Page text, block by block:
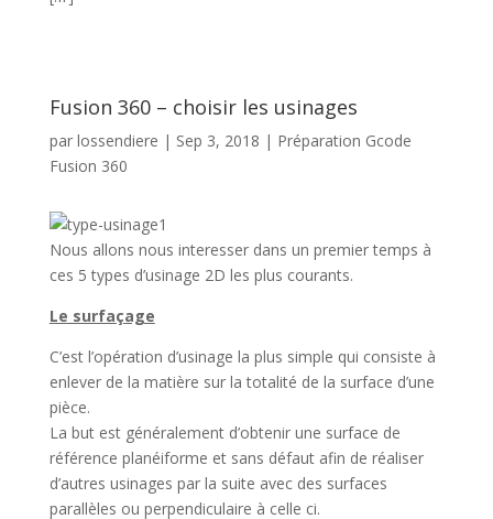
Fusion 360 – choisir les usinages
par lossendiere | Sep 3, 2018 | Préparation Gcode
Fusion 360
Nous allons nous interesser dans un premier temps à
ces 5 types d’usinage 2D les plus courants.
Le surfaçage
C’est l’opération d’usinage la plus simple qui consiste à
enlever de la matière sur la totalité de la surface d’une
pièce.
La but est généralement d’obtenir une surface de
référence planéiforme et sans défaut afin de réaliser
d’autres usinages par la suite avec des surfaces
parallèles ou perpendiculaire à celle ci.